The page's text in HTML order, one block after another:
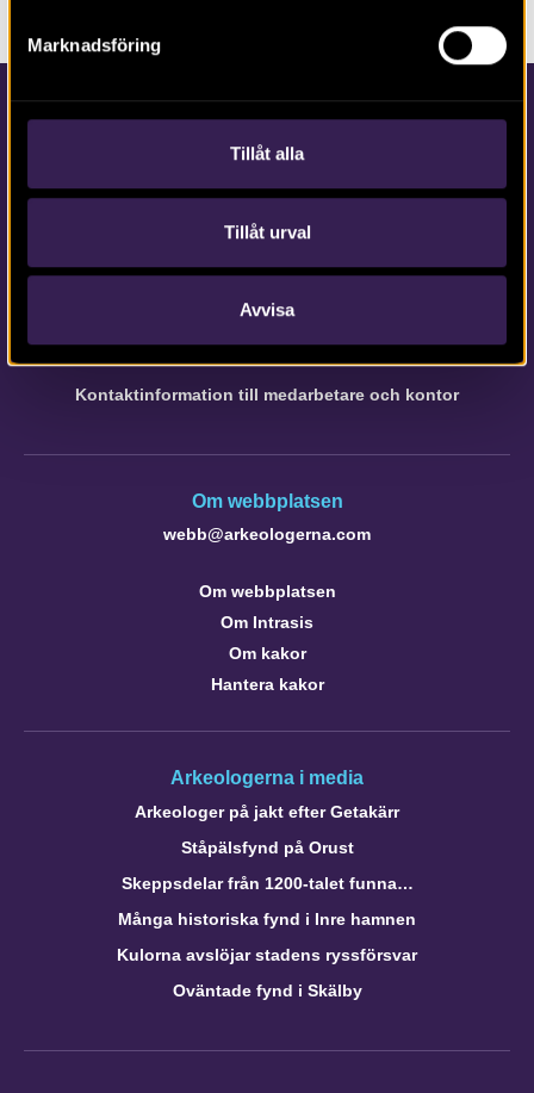
Marknadsföring
Tillåt alla
Tillåt urval
Avvisa
Kontakta Arkeologerna
Tfn vx: 010-480 80 00
Kontaktinformation till medarbetare och kontor
Om webbplatsen
webb@arkeologerna.com
Om webbplatsen
Om Intrasis
Om kakor
Hantera kakor
Arkeologerna i media
Arkeologer på jakt efter Getakärr
Ståpälsfynd på Orust
Skeppsdelar från 1200-talet funna…
Många historiska fynd i Inre hamnen
Kulorna avslöjar stadens ryssförsvar
Oväntade fynd i Skälby